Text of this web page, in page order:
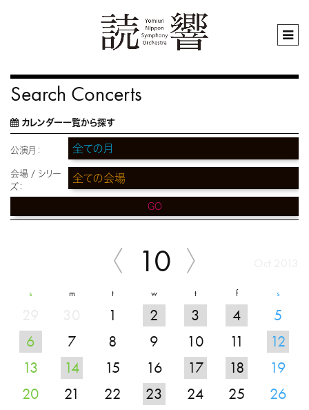
Search Concerts
カレンダー一覧から探す
公演月：
会場 / シリー
ズ：
GO
10
s m t w t f s
1 2 3 4
5
6
7 8 9 10 11
12
13
14 15 16 17 18
19
20
21 22 23 24 25
26